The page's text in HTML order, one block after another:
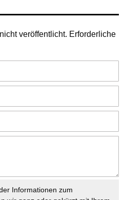
veröffentlicht. Erforderliche
Informationen zum